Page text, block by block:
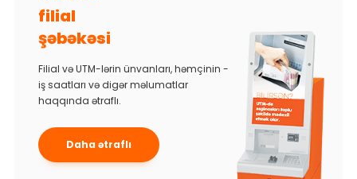
filial
şəbəkəsi
Filial və UTM-lərin ünvanları, həmçinin -
iş saatları və digər məlumatlar
haqqında ətraflı.
Daha ətraflı